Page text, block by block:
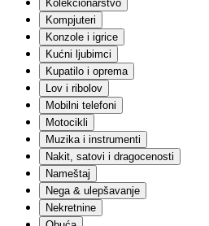
Građevinski materijali
Ograde
Keramika
Elektro
Sanitarije
Fasadni materijali
Molerski materijal
Krovni materijali
Alati
Solarna oprema
Skele i podupirači
Garažna vrata
Ostalo
Igračke i igre
Lutke
Kolekcionarstvo
Kompjuteri
Konzole i igrice
Kućni ljubimci
Kupatilo i oprema
Lov i ribolov
Mobilni telefoni
Motocikli
Muzika i instrumenti
Nakit, satovi i dragocenosti
Nameštaj
Nega & ulepšavanje
Nekretnine